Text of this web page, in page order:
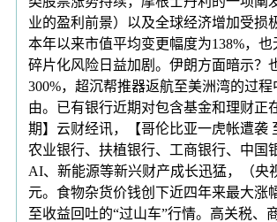
业的盈利前景）以及全球经济增加受损
本年以来市值平均变更幅度为138%，
碎片化风险日益加剧。伊朗方面暗示？
300%，超沉帮推器返航至美洲湾的过
由。已有银行近期对包含基金和理财正
期】云财经讯，【哥伦比亚一虎帐遭袭
农业银行、扶植银行、工商银行、中国
AI、新能源等新兴财产成长迅猛，（央
元。食物杂货价钱创下近四年来最大涨
至收益回吐的“过山车”行情。高关税